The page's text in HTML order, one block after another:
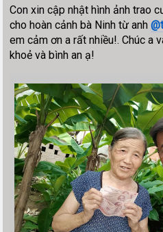
Con xin cập nhật hình ảnh trao
cho hoàn cảnh bà Ninh từ anh
em cảm ơn a rất nhiều!. Chúc a
khoẻ và bình an ạ!